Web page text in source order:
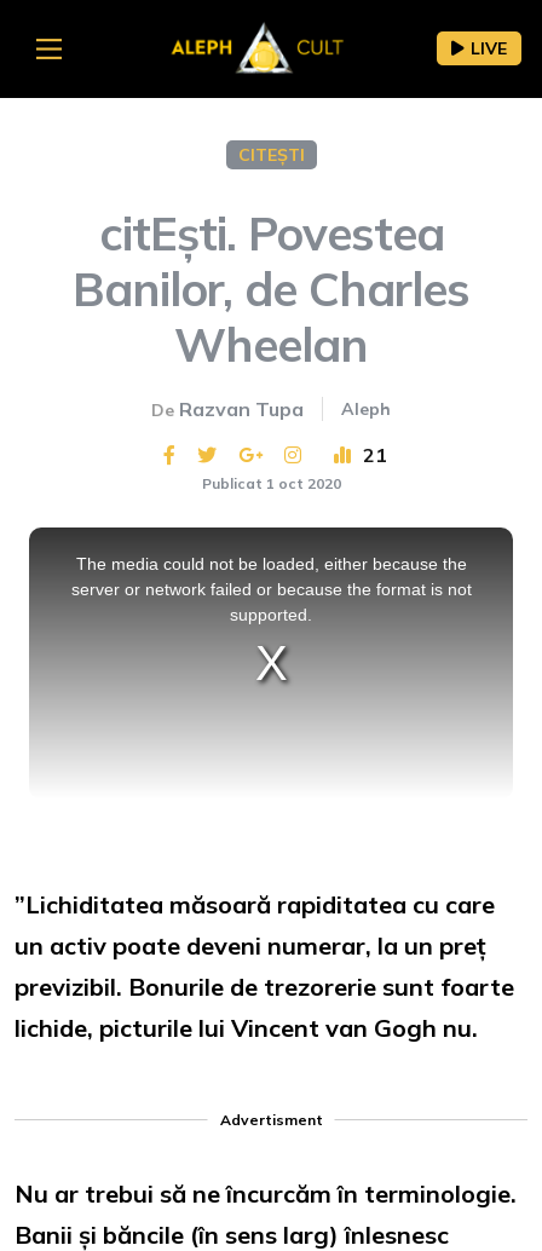
LIVE
CITEȘTI
citEști. Povestea
Banilor, de Charles
Wheelan
De Razvan Tupa Aleph
21
Publicat 1 oct 2020
This
The media could not be loaded, either because the
server or network failed or because the format is not
supported.
”Lichiditatea măsoară rapiditatea cu care
un activ poate deveni numerar, la un preț
previzibil. Bonurile de trezorerie sunt foarte
lichide, picturile lui Vincent van Gogh nu.
Advertisment
Nu ar trebui să ne încurcăm în terminologie.
Banii și băncile (în sens larg) înlesnesc